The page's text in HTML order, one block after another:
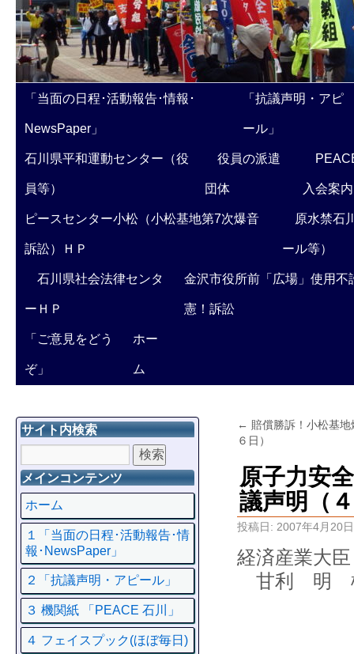
「当面の日程･活動報告･情報･
NewsPaper」
「抗議声明・アピ
ール」
石川県平和運動センター（役
員等）
役員の派遣
団体 入会案内
ピースセンター小松（小松基地第7次爆音
訴訟）ＨＰ
原水禁石
ール等）
石川県社会法律センタ
ーＨＰ
金沢市役所前「広場」使用不
憲！訴訟
「ご意見をどう
ぞ」
ホー
ム
← 賠償勝訴！小松基
６日）
原子力安
議声明（
投稿日: 2007年4月20日
経済産業大臣
甘利 明
サイト内検索
メインコンテンツ
ホーム
１「当面の日程･活動報告･情
報･NewsPaper」
２「抗議声明・アピール」
３ 機関紙 「PEACE 石川」
４ フェイスプック(ほぼ毎日)